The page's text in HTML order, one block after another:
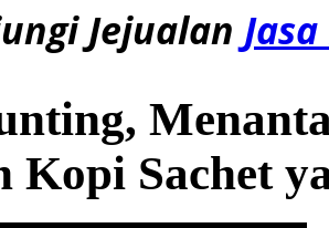
Jejualan
Kopi Sachet